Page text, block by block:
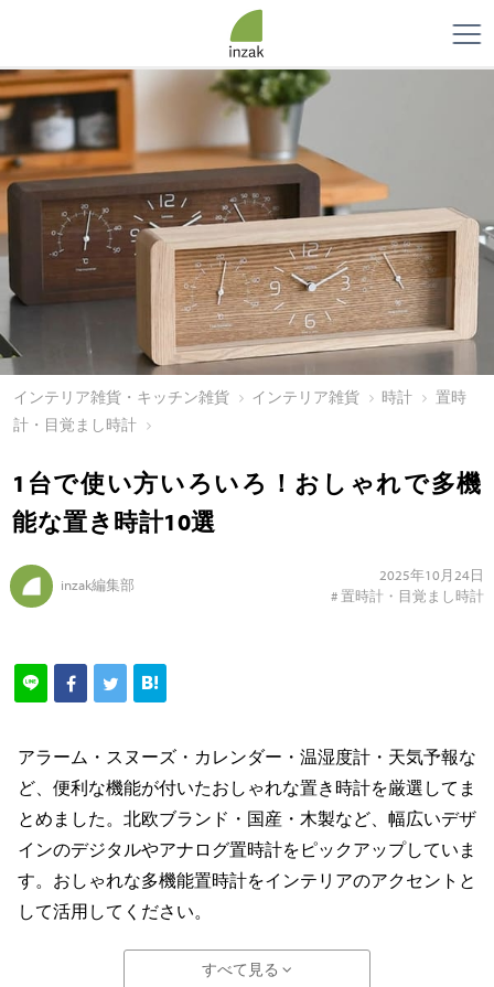
インテリア雑貨・キッチン雑貨 インテリア雑貨 時計
置時
計・目覚まし時計
1台で使い方いろいろ！おしゃれで多機
能な置き時計10選
inzak編集部
2025年10月24日
#置時計・目覚まし時計
アラーム・スヌーズ・カレンダー・温湿度計・天気予報な
ど、便利な機能が付いたおしゃれな置き時計を厳選してま
とめました。北欧ブランド・国産・木製など、幅広いデザ
インのデジタルやアナログ置時計をピックアップしていま
す。おしゃれな多機能置時計をインテリアのアクセントと
して活用してください。
すべて見る